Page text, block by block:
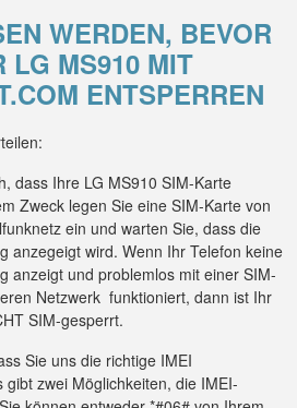
WERDEN, BEVOR
LG MS910 MIT
ENTSPERREN
dass Ihre LG MS910 SIM-Karte
Zweck legen Sie eine SIM-Karte von
ein und warten Sie, dass die
anzegeigt wird. Wenn Ihr Telefon keine
anzeigt und problemlos mit einer SIM-
Netzwerk funktioniert, dann ist Ihr
SIM-gesperrt.
Sie uns die richtige IMEI
gibt zwei Möglichkeiten, die IMEI-